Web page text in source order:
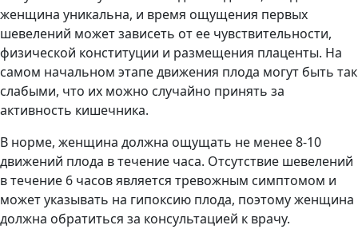
женщина уникальна, и время ощущения первых
шевелений может зависеть от ее чувствительности,
физической конституции и размещения плаценты. На
самом начальном этапе движения плода могут быть так
слабыми, что их можно случайно принять за
активность кишечника.
В норме, женщина должна ощущать не менее 8-10
движений плода в течение часа. Отсутствие шевелений
в течение 6 часов является тревожным симптомом и
может указывать на гипоксию плода, поэтому женщина
должна обратиться за консультацией к врачу.